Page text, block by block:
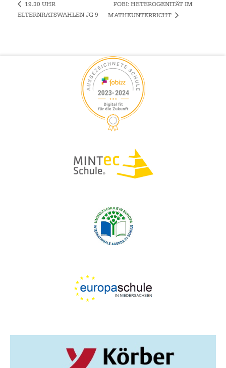
19.30 UHR
ELTERNRATSWAHLEN JG 9
FOBI: HETEROGENITÄT IM
MATHEUNTERRICHT